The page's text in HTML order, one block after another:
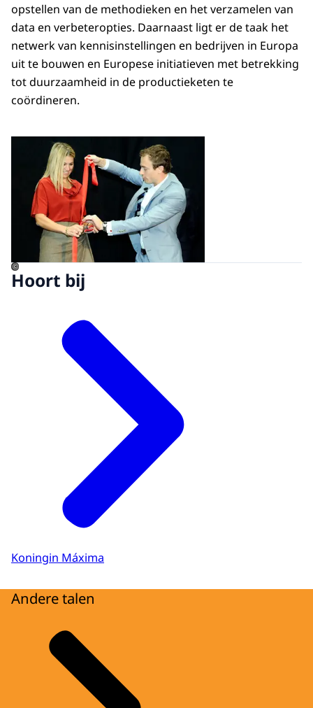
opstellen van de methodieken en het verzamelen van
data en verbeteropties. Daarnaast ligt er de taak het
netwerk van kennisinstellingen en bedrijven in Europa
uit te bouwen en Europese initiatieven met betrekking
tot duurzaamheid in de productieketen te
coördineren.
Open de galerij in vergrote
©
Hoort bij
Koningin Máxima
Andere talen